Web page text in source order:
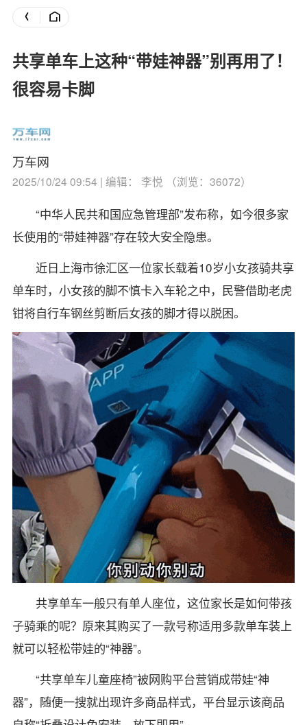
共享单车上这种“带娃神器”别再用了！
很容易卡脚
万车网
2025/10/24 09:54 | 编辑： 李悦 （浏览：36072）
“中华人民共和国应急管理部”发布称，如今很多家
长使用的“带娃神器”存在较大安全隐患。
近日上海市徐汇区一位家长载着10岁小女孩骑共享
单车时，小女孩的脚不慎卡入车轮之中，民警借助老虎
钳将自行车钢丝剪断后女孩的脚才得以脱困。
共享单车一般只有单人座位，这位家长是如何带孩
子骑乘的呢？原来其购买了一款号称适用多款单车装上
就可以轻松带娃的“神器”。
“共享单车儿童座椅”被网购平台营销成带娃“神
器”，随便一搜就出现许多商品样式，平台显示该商品